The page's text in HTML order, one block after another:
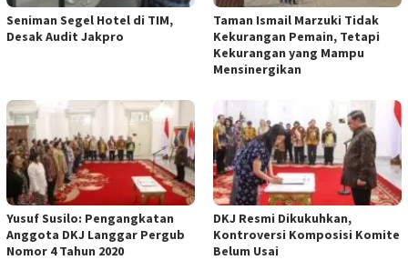
Seniman Segel Hotel di TIM,
Desak Audit Jakpro
Taman Ismail Marzuki Tidak
Kekurangan Pemain, Tetapi
Kekurangan yang Mampu
Mensinergikan
Yusuf Susilo: Pengangkatan
Anggota DKJ Langgar Pergub
Nomor 4 Tahun 2020
DKJ Resmi Dikukuhkan,
Kontroversi Komposisi Komite
Belum Usai